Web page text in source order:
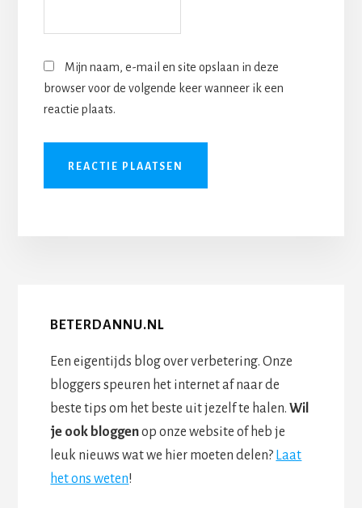
Mijn naam, e-mail en site opslaan in deze
browser voor de volgende keer wanneer ik een
reactie plaats.
BETERDANNU.NL
Een eigentijds blog over verbetering. Onze
bloggers speuren het internet af naar de
beste tips om het beste uit jezelf te halen.Wil
je ook bloggenop onze website of heb je
leuk nieuws wat we hier moeten delen? Laat
het ons weten!